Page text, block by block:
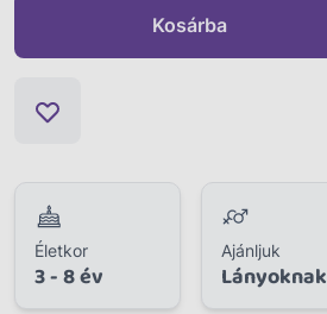
Kosárba
Életkor
3 - 8 év
Ajánljuk
Lányoknak